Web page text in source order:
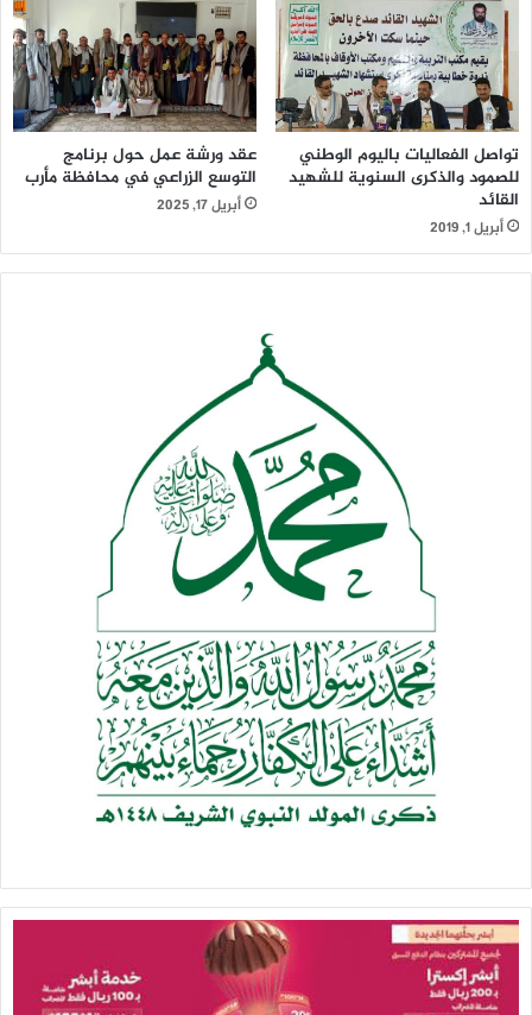
تواصل الفعاليات باليوم الوطني
للصمود والذكرى السنوية للشهيد
القائد
أبريل 1, 2019
عقد ورشة عمل حول برنامج
التوسع الزراعي في محافظة مأرب
أبريل 17, 2025